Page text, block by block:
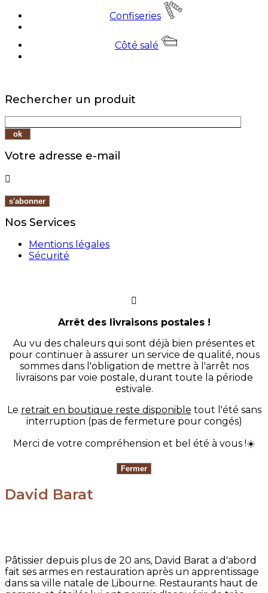
Confiseries
Côté salé
Rechercher un produit
Votre adresse e-mail

Nos Services
Mentions légales
Sécurité
Arrêt des livraisons postales !
Au vu des chaleurs qui sont déjà bien présentes et
pour continuer à assurer un service de qualité, nous
sommes dans l'obligation de mettre à l'arrêt nos
livraisons par voie postale, durant toute la période
estivale.
Le retrait en boutique reste disponible tout l'été sans
interruption (pas de fermeture pour congés)
Merci de votre compréhension et bel été à vous !☀️
David Barat
Pâtissier depuis plus de 20 ans, David Barat a d'abord
fait ses armes en restauration après un apprentissage
dans sa ville natale de Libourne. Restaurants haut de